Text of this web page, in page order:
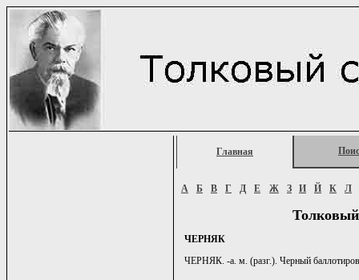
Главная
А Б В Г Д Е Ж З И Й К Л
ЧЕРНЯК
ЧЕРНЯК. -а. м. (разг.). Черный